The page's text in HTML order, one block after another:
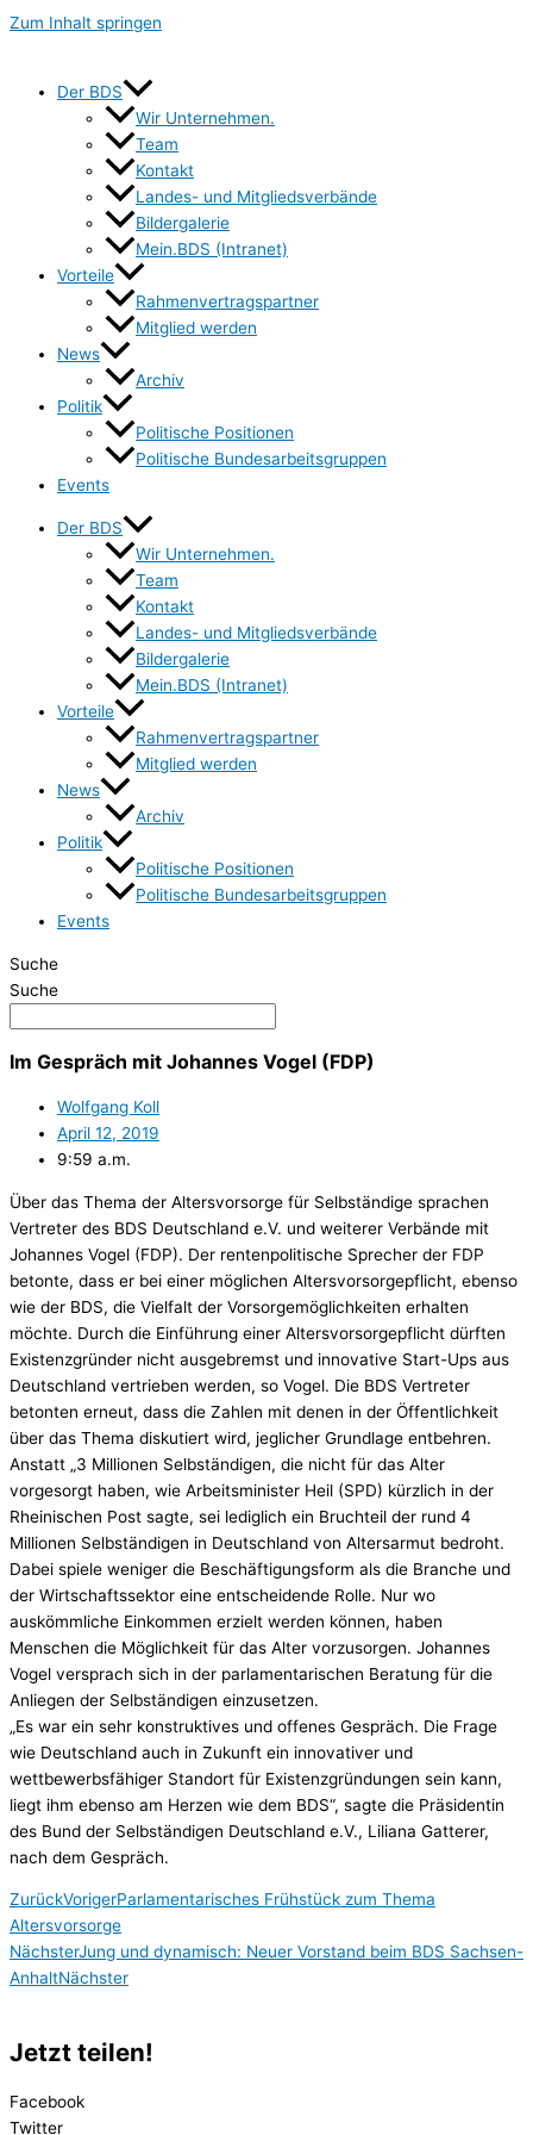
Zum Inhalt springen
Der BDS
Wir Unternehmen.
Team
Kontakt
Landes- und Mitgliedsverbände
Bildergalerie
Mein.BDS (Intranet)
Vorteile
Rahmenvertragspartner
Mitglied werden
News
Archiv
Politik
Politische Positionen
Politische Bundesarbeitsgruppen
Events
Der BDS
Wir Unternehmen.
Team
Kontakt
Landes- und Mitgliedsverbände
Bildergalerie
Mein.BDS (Intranet)
Vorteile
Rahmenvertragspartner
Mitglied werden
News
Archiv
Politik
Politische Positionen
Politische Bundesarbeitsgruppen
Events
Suche
Suche
Im Gespräch mit Johannes Vogel (FDP)
Wolfgang Koll
April 12, 2019
9:59 a.m.
Über das Thema der Altersvorsorge für Selbständige sprachen
Vertreter des BDS Deutschland e.V. und weiterer Verbände mit
Johannes Vogel (FDP). Der rentenpolitische Sprecher der FDP
betonte, dass er bei einer möglichen Altersvorsorgepflicht, ebenso
wie der BDS, die Vielfalt der Vorsorgemöglichkeiten erhalten
möchte. Durch die Einführung einer Altersvorsorgepflicht dürften
Existenzgründer nicht ausgebremst und innovative Start-Ups aus
Deutschland vertrieben werden, so Vogel. Die BDS Vertreter
betonten erneut, dass die Zahlen mit denen in der Öffentlichkeit
über das Thema diskutiert wird, jeglicher Grundlage entbehren.
Anstatt „3 Millionen Selbständigen, die nicht für das Alter
vorgesorgt haben, wie Arbeitsminister Heil (SPD) kürzlich in der
Rheinischen Post sagte, sei lediglich ein Bruchteil der rund 4
Millionen Selbständigen in Deutschland von Altersarmut bedroht.
Dabei spiele weniger die Beschäftigungsform als die Branche und
der Wirtschaftssektor eine entscheidende Rolle. Nur wo
auskömmliche Einkommen erzielt werden können, haben
Menschen die Möglichkeit für das Alter vorzusorgen. Johannes
Vogel versprach sich in der parlamentarischen Beratung für die
Anliegen der Selbständigen einzusetzen.
„Es war ein sehr konstruktives und offenes Gespräch. Die Frage
wie Deutschland auch in Zukunft ein innovativer und
wettbewerbsfähiger Standort für Existenzgründungen sein kann,
liegt ihm ebenso am Herzen wie dem BDS“, sagte die Präsidentin
des Bund der Selbständigen Deutschland e.V., Liliana Gatterer,
nach dem Gespräch.
ZurückVorigerParlamentarisches Frühstück zum Thema
Altersvorsorge
NächsterJung und dynamisch: Neuer Vorstand beim BDS Sachsen-
AnhaltNächster
Jetzt teilen!
Facebook
Twitter